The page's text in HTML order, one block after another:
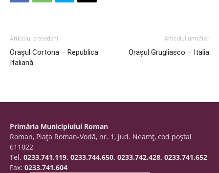
Articolul precedent
Oraşul Cortona – Republica
Italiană
Articolul următor
Oraşul Grugliasco – Italia
Primăria Municipiului Roman
Roman, Piaţa Roman-Vodă, nr. 1, jud. Neamţ, cod poştal
611022
Tel. 0233.741.119, 0233.744.650, 0233.742.428, 0233.741.652
Fax: 0233.741.604